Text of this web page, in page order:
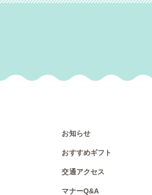
お知らせ
おすすめギフト
交通アクセス
マナーQ&A